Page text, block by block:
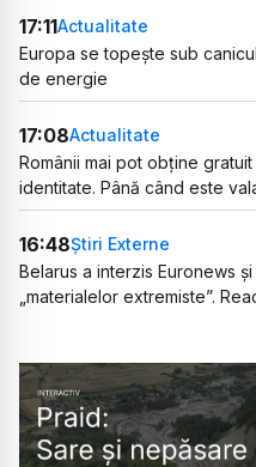
17:11Actualitate
Europa se topește sub
de energie
17:08Actualitate
Românii mai pot obține
identitate. Până când este
16:48Știri Externe
Belarus a interzis Euronews
„materialelor extremiste”.